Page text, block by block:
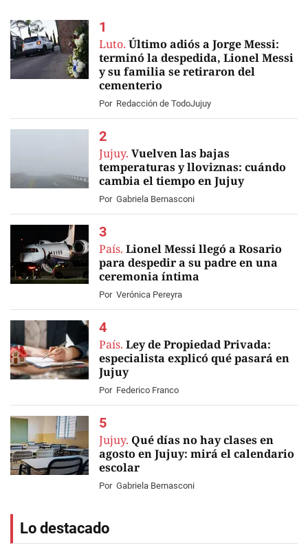
Luto. Último adiós a Jorge Messi:
terminó la despedida, Lionel Messi
y su familia se retiraron del
cementerio
Por Redacción de TodoJujuy
Jujuy. Vuelven las bajas
temperaturas y lloviznas: cuándo
cambia el tiempo en Jujuy
Por Gabriela Bernasconi
País. Lionel Messi llegó a Rosario
para despedir a su padre en una
ceremonia íntima
Por Verónica Pereyra
País. Ley de Propiedad Privada:
especialista explicó qué pasará en
Jujuy
Por Federico Franco
Jujuy. Qué días no hay clases en
agosto en Jujuy: mirá el calendario
escolar
Por Gabriela Bernasconi
Lo destacado